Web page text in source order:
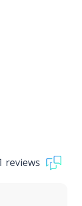
reviews